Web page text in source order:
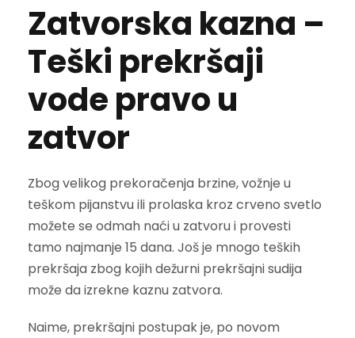
Zatvorska kazna –
Teški prekršaji
vode pravo u
zatvor
Zbog velikog prekoračenja brzine, vožnje u
teškom pijanstvu ili prolaska kroz crveno svetlo
možete se odmah naći u zatvoru i provesti
tamo najmanje 15 dana. Još je mnogo teških
prekršaja zbog kojih dežurni prekršajni sudija
može da izrekne kaznu zatvora.
Naime, prekršajni postupak je, po novom